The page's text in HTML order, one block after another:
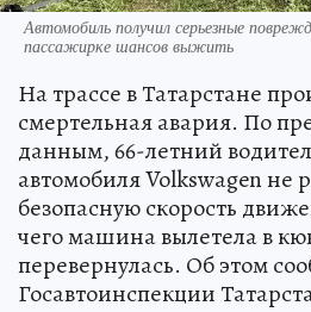
Автомобиль получил серьезные
пассажирке шансов выжить
На трассе в Татарстане
смертельная авария. По
данным, 66-летний
автомобиля Volkswagen не
безопасную скорость
чего машина вылетела в
перевернулась. Об этом
Госавтоинспекции